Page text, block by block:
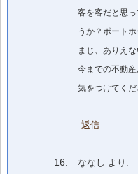
客を客だと思
うか？ポート
まじ、ありえな
今までの不動
気をつけてくだ
返信
ななし より: